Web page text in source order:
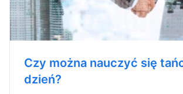
Czy można nauczyć się
dzień?